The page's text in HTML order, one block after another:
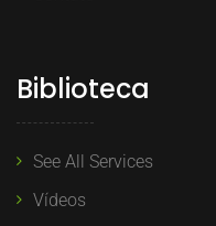
Biblioteca
See All Services
Vídeos